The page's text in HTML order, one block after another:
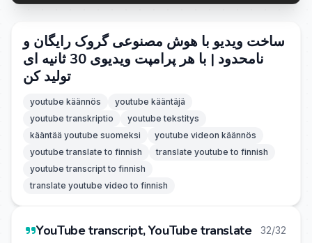
ساخت ویدیو با هوش مصنوعی گروک رایگان و
نامحدود | با هر پرامپت ویدیوی 30 ثانیه ای
تولید کن
youtube käännös
youtube kääntäjä
youtube transkriptio
youtube tekstitys
kääntää youtube suomeksi
youtube videon käännös
youtube translate to finnish
translate youtube to finnish
youtube transcript to finnish
translate youtube video to finnish
YouTube transcript, YouTube translate 32/32